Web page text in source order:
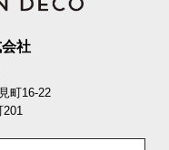
社
町16-22
201